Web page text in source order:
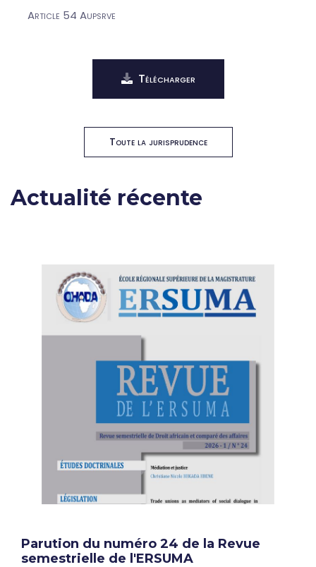
Article 54 Aupsrve
Télécharger
Toute la jurisprudence
Actualité récente
Parution du numéro 24 de la Revue
semestrielle de l'ERSUMA